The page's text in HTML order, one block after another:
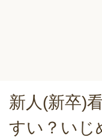
新人(新卒)
すい？いじ